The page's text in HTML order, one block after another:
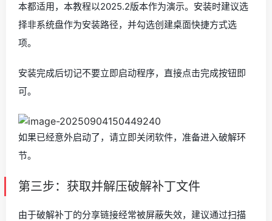
本都适用，本教程以2025.2版本作为演示。安装时建议选
择非系统盘作为安装路径，并勾选创建桌面快捷方式选
项。
安装完成后切记不要立即启动程序，直接点击完成按钮即
可。
如果已经意外启动了，请立即关闭软件，准备进入破解环
节。
第三步：获取并解压破解补丁文件
由于破解补丁的分享链接经常被屏蔽失效，建议通过扫描